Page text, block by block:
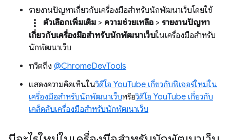
รายงานปัญหาเกี่ยวกับเครื่องมือสำหรับนักพัฒนาเว็บโดยใช้
more_vert ตัวเลือกเพิ่มเติม > ความช่วยเหลือ > รายงานปัญหา
เกี่ยวกับเครื่องมือสำหรับนักพัฒนาเว็บในเครื่องมือสำหรับ
นักพัฒนาเว็บ
ทวีตถึง @ChromeDevTools
แสดงความคิดเห็นในวิดีโอ YouTube เกี่ยวกับฟีเจอร์ใหม่ใน
เครื่องมือสำหรับนักพัฒนาเว็บหรือวิดีโอ YouTube เกี่ยวกับ
เคล็ดลับเครื่องมือสำหรับนักพัฒนาเว็บ